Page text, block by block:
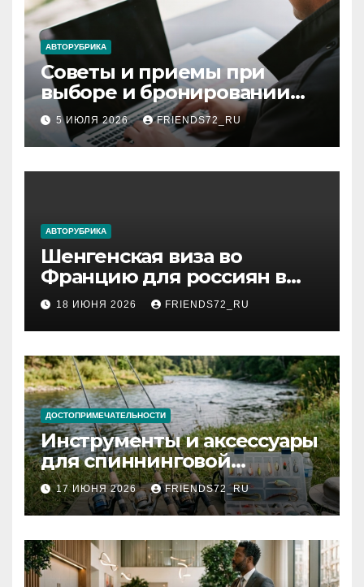
ki
АВТОРУБРИКА
Советы и приемы при
выборе и бронировании
авиабилетов
5 ИЮЛЯ 2026 FRIENDS72_RU
АВТОРУБРИКА
Шенгенская виза во
Францию для россиян в
2026 году: сроки от 3 дней
и список необходимых
документов
18 ИЮНЯ 2026 FRIENDS72_RU
ДОСТОПРИМЕЧАТЕЛЬНОСТИ
Инструменты и аксессуары
для спиннинговой
рыбалки: назначение и
типы
17 ИЮНЯ 2026 FRIENDS72_RU